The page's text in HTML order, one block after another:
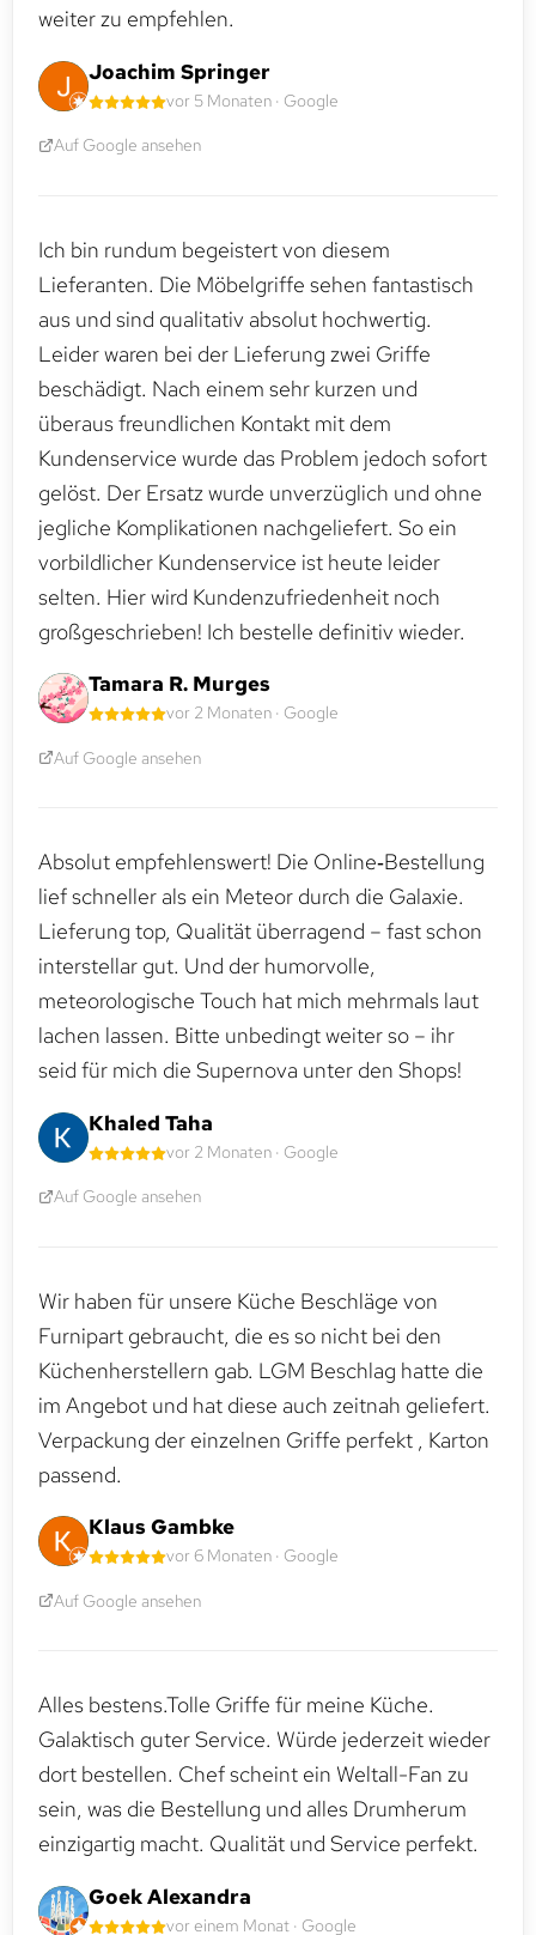
weiter zu empfehlen.
Joachim Springer
vor 5 Monaten · Google
Auf Google ansehen
Ich bin rundum begeistert von diesem
Lieferanten. Die Möbelgriffe sehen fantastisch
aus und sind qualitativ absolut hochwertig.
Leider waren bei der Lieferung zwei Griffe
beschädigt. Nach einem sehr kurzen und
überaus freundlichen Kontakt mit dem
Kundenservice wurde das Problem jedoch sofort
gelöst. Der Ersatz wurde unverzüglich und ohne
jegliche Komplikationen nachgeliefert. So ein
vorbildlicher Kundenservice ist heute leider
selten. Hier wird Kundenzufriedenheit noch
großgeschrieben! Ich bestelle definitiv wieder.
Tamara R. Murges
vor 2 Monaten · Google
Auf Google ansehen
Absolut empfehlenswert! Die Online‑Bestellung
lief schneller als ein Meteor durch die Galaxie.
Lieferung top, Qualität überragend – fast schon
interstellar gut. Und der humorvolle,
meteorologische Touch hat mich mehrmals laut
lachen lassen. Bitte unbedingt weiter so – ihr
seid für mich die Supernova unter den Shops!
Khaled Taha
vor 2 Monaten · Google
Auf Google ansehen
Wir haben für unsere Küche Beschläge von
Furnipart gebraucht, die es so nicht bei den
Küchenherstellern gab. LGM Beschlag hatte die
im Angebot und hat diese auch zeitnah geliefert.
Verpackung der einzelnen Griffe perfekt , Karton
passend.
Klaus Gambke
vor 6 Monaten · Google
Auf Google ansehen
Alles bestens.Tolle Griffe für meine Küche.
Galaktisch guter Service. Würde jederzeit wieder
dort bestellen. Chef scheint ein Weltall-Fan zu
sein, was die Bestellung und alles Drumherum
einzigartig macht. Qualität und Service perfekt.
Goek Alexandra
vor einem Monat · Google